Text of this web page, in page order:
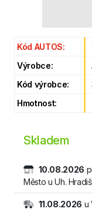
Kód AUTOS:
Výrobce:
Kód výrobce:
Hmotnost:
Skladem
10.08.2026
Město u Uh.
11.08.2026 u